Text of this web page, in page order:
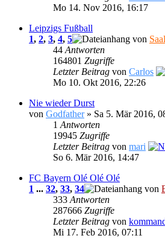
Mo 14. Nov 2016, 16:17
Leipzigs Fußball
1, 2, 3, 4, 5 von
44 Antworten
164801 Zugriffe
Letzter Beitrag von Carlos
Mo 10. Okt 2016, 22:26
Nie wieder Durst
von Godfather» Sa 5. Mär 2016,
1 Antworten
19945 Zugriffe
Letzter Beitrag von mari
So 6. Mär 2016, 14:47
FC Bayern Olé Olé Olé
1 ... 32, 33, 34 von
333 Antworten
287666 Zugriffe
Letzter Beitrag von
Mi 17. Feb 2016, 07:11